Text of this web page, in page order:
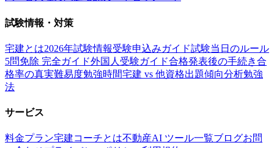
試験情報・対策
宅建とは2026年試験情報受験申込みガイド試験当日のルール
5問免除 完全ガイド外国人受験ガイド合格発表後の手続き合
格率の真実難易度勉強時間宅建 vs 他資格出題傾向分析勉強
法
サービス
料金プラン宅建コーチとは不動産AI ツール一覧ブログお問